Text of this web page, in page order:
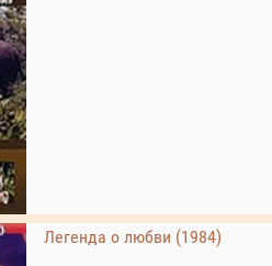
Легенда о любви (1984)